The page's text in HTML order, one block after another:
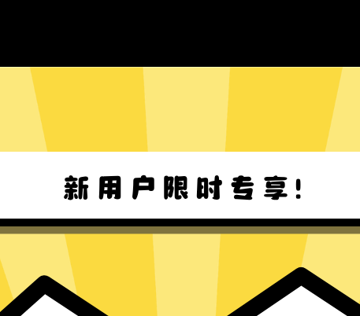
Anycast加速器安卓版下载
Anycast加速器Mac版下载